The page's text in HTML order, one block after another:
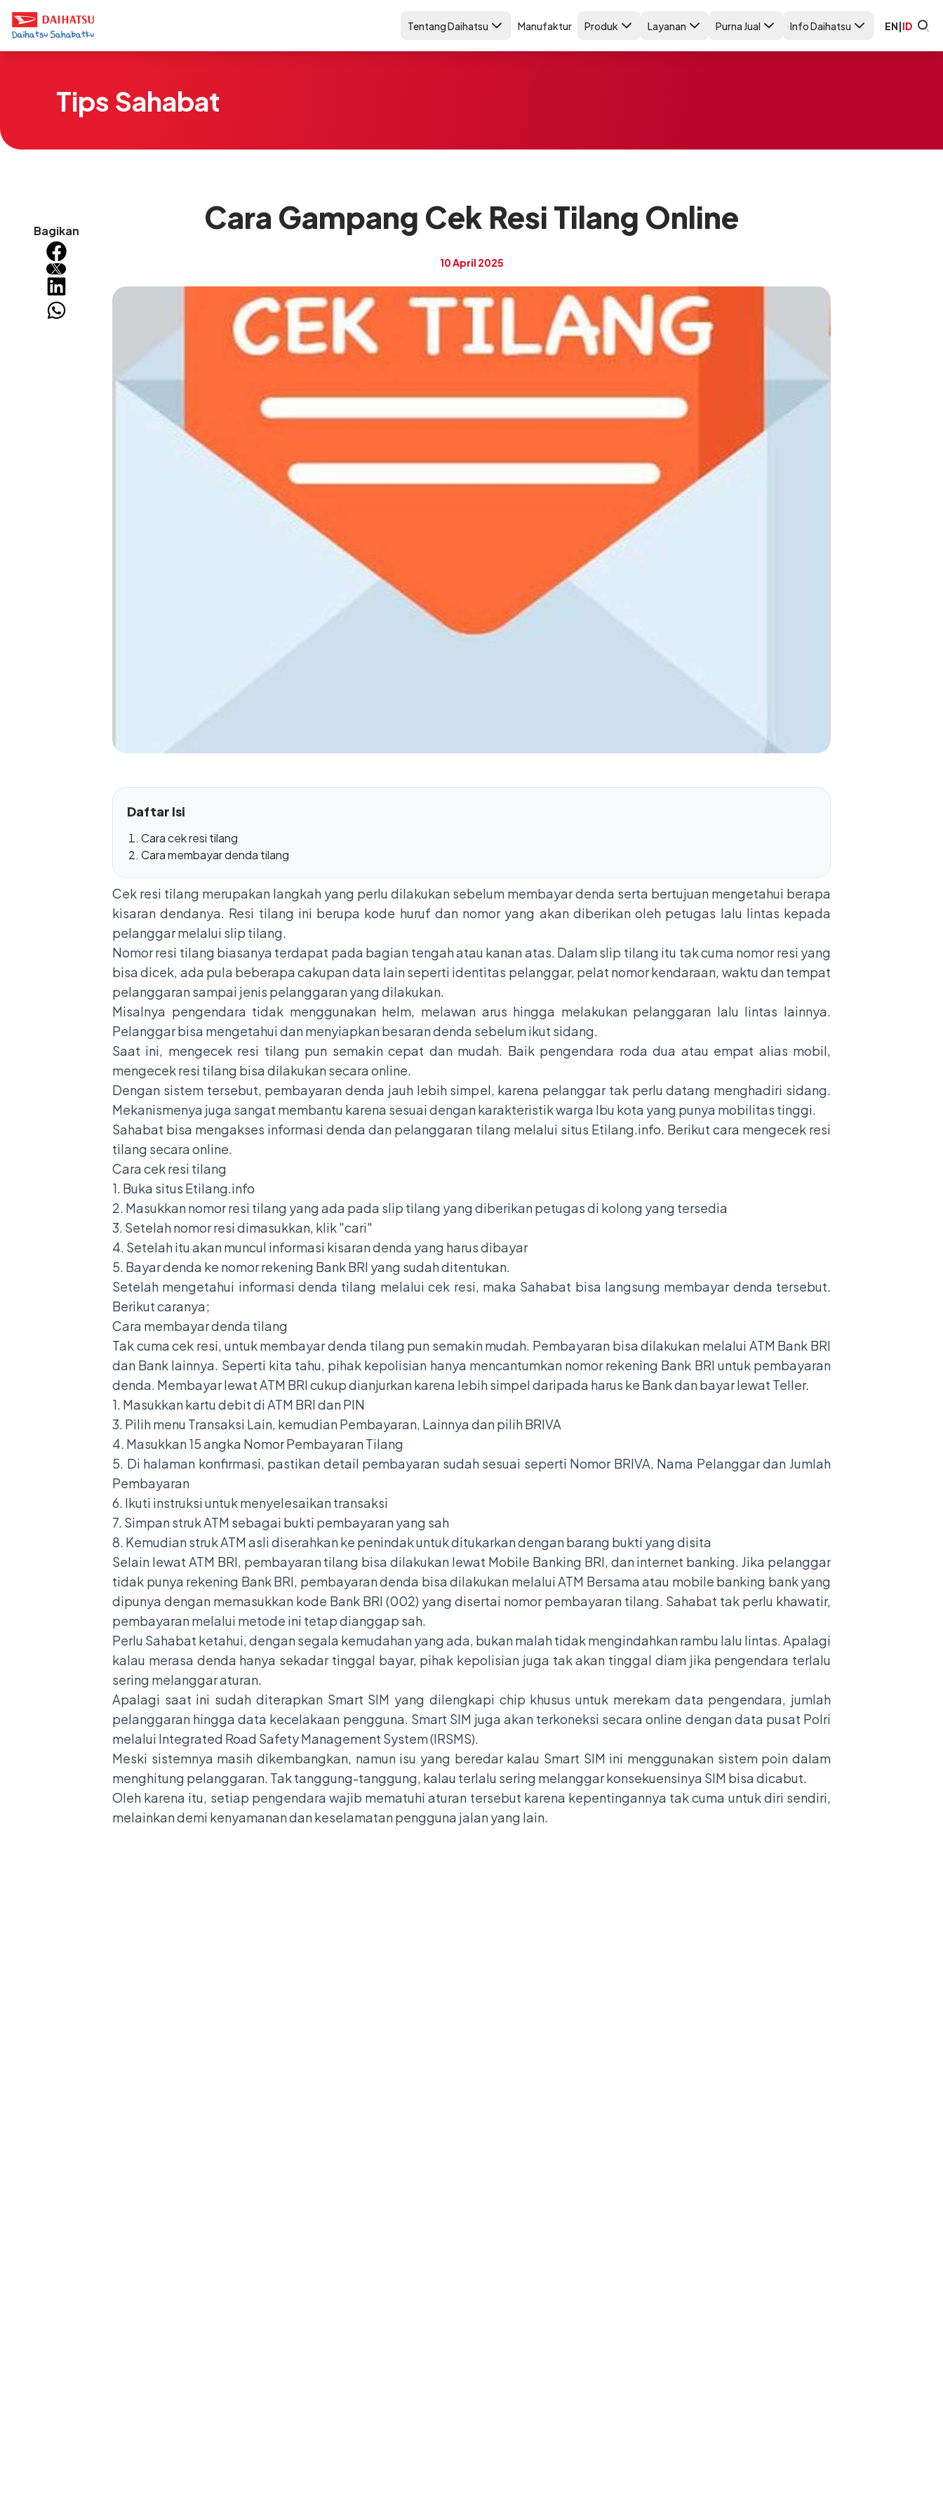
Tentang Daihatsu Manufaktur Produk Layanan Purna Jual Info Daihatsu EN|ID
Tips Sahabat
Bagikan Cara Gampang Cek Resi Tilang Online
10 April 2025
Daftar Isi
Cara cek resi tilang
Cara membayar denda tilang
Cek resi tilang merupakan langkah yang perlu dilakukan sebelum membayar denda serta bertujuan mengetahui berapa
kisaran dendanya. Resi tilang ini berupa kode huruf dan nomor yang akan diberikan oleh petugas lalu lintas kepada
pelanggar melalui slip tilang.
Nomor resi tilang biasanya terdapat pada bagian tengah atau kanan atas. Dalam slip tilang itu tak cuma nomor resi yang
bisa dicek, ada pula beberapa cakupan data lain seperti identitas pelanggar, pelat nomor kendaraan, waktu dan tempat
pelanggaran sampai jenis pelanggaran yang dilakukan.
Misalnya pengendara tidak menggunakan helm, melawan arus hingga melakukan pelanggaran lalu lintas lainnya.
Pelanggar bisa mengetahui dan menyiapkan besaran denda sebelum ikut sidang.
Saat ini, mengecek resi tilang pun semakin cepat dan mudah. Baik pengendara roda dua atau empat alias mobil,
mengecek resi tilang bisa dilakukan secara online.
Dengan sistem tersebut, pembayaran denda jauh lebih simpel, karena pelanggar tak perlu datang menghadiri sidang.
Mekanismenya juga sangat membantu karena sesuai dengan karakteristik warga Ibu kota yang punya mobilitas tinggi.
Sahabat bisa mengakses informasi denda dan pelanggaran tilang melalui situs Etilang.info. Berikut cara mengecek resi
tilang secara online.
Cara cek resi tilang
1. Buka situs Etilang.info
2. Masukkan nomor resi tilang yang ada pada slip tilang yang diberikan petugas di kolong yang tersedia
3. Setelah nomor resi dimasukkan, klik "cari"
4. Setelah itu akan muncul informasi kisaran denda yang harus dibayar
5. Bayar denda ke nomor rekening Bank BRI yang sudah ditentukan.
Setelah mengetahui informasi denda tilang melalui cek resi, maka Sahabat bisa langsung membayar denda tersebut.
Berikut caranya;
Cara membayar denda tilang
Tak cuma cek resi, untuk membayar denda tilang pun semakin mudah. Pembayaran bisa dilakukan melalui ATM Bank BRI
dan Bank lainnya. Seperti kita tahu, pihak kepolisian hanya mencantumkan nomor rekening Bank BRI untuk pembayaran
denda. Membayar lewat ATM BRI cukup dianjurkan karena lebih simpel daripada harus ke Bank dan bayar lewat Teller.
1. Masukkan kartu debit di ATM BRI dan PIN
3. Pilih menu Transaksi Lain, kemudian Pembayaran, Lainnya dan pilih BRIVA
4. Masukkan 15 angka Nomor Pembayaran Tilang
5. Di halaman konfirmasi, pastikan detail pembayaran sudah sesuai seperti Nomor BRIVA, Nama Pelanggar dan Jumlah
Pembayaran
6. Ikuti instruksi untuk menyelesaikan transaksi
7. Simpan struk ATM sebagai bukti pembayaran yang sah
8. Kemudian struk ATM asli diserahkan ke penindak untuk ditukarkan dengan barang bukti yang disita
Selain lewat ATM BRI, pembayaran tilang bisa dilakukan lewat Mobile Banking BRI, dan internet banking. Jika pelanggar
tidak punya rekening Bank BRI, pembayaran denda bisa dilakukan melalui ATM Bersama atau mobile banking bank yang
dipunya dengan memasukkan kode Bank BRI (002) yang disertai nomor pembayaran tilang. Sahabat tak perlu khawatir,
pembayaran melalui metode ini tetap dianggap sah.
Perlu Sahabat ketahui, dengan segala kemudahan yang ada, bukan malah tidak mengindahkanrambu lalu lintas. Apalagi
kalau merasa denda hanya sekadar tinggal bayar, pihak kepolisian juga tak akan tinggal diam jika pengendara terlalu
sering melanggar aturan.
Apalagi saat ini sudah diterapkan Smart SIM yang dilengkapi chip khusus untuk merekam data pengendara, jumlah
pelanggaran hingga data kecelakaan pengguna. Smart SIM juga akan terkoneksi secara online dengan data pusat Polri
melalui Integrated Road Safety Management System (IRSMS).
Meski sistemnya masih dikembangkan, namun isu yang beredar kalau Smart SIM ini menggunakan sistem poin dalam
menghitung pelanggaran. Tak tanggung-tanggung, kalau terlalu sering melanggar konsekuensinya SIM bisa dicabut.
Oleh karena itu, setiap pengendara wajib mematuhi aturan tersebut karena kepentingannya tak cuma untuk diri sendiri,
melainkan demi kenyamanan dan keselamatan pengguna jalan yang lain.